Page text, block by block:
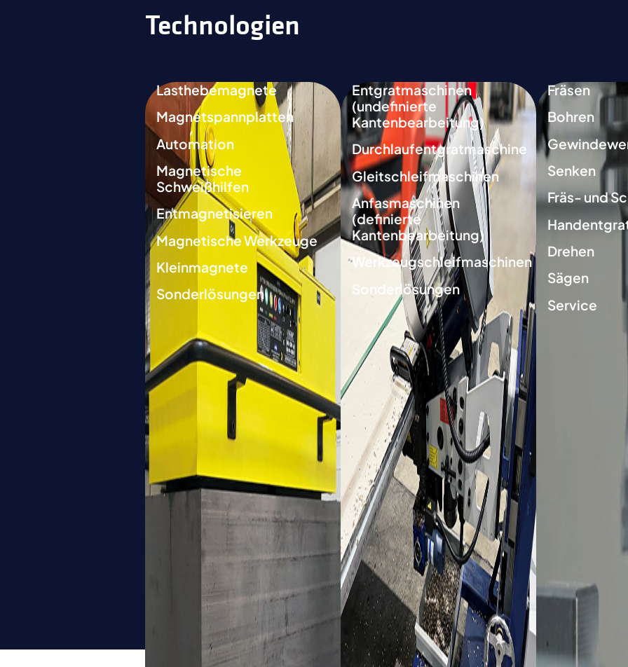
Technologien
Lasthebemagnete
Magnetspannplatten
Automation
Magnetische
Schweißhilfen
Entmagnetisieren
Magnetische Werkzeuge
Kleinmagnete
Sonderlösungen
Entgratmaschinen
(undefinierte
Kantenbearbeitung)
Durchlaufentgratmaschine
Gleitschleifmaschinen
Anfasmaschinen
(definierte
Kantenbearbeitung)
Werkzeugschleifmaschinen
Sonderlösungen
Fräsen
Bohren
Senken
Fräs- und
Drehen
Sägen
Service